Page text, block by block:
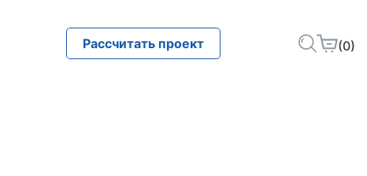
Рассчитать проект (0)